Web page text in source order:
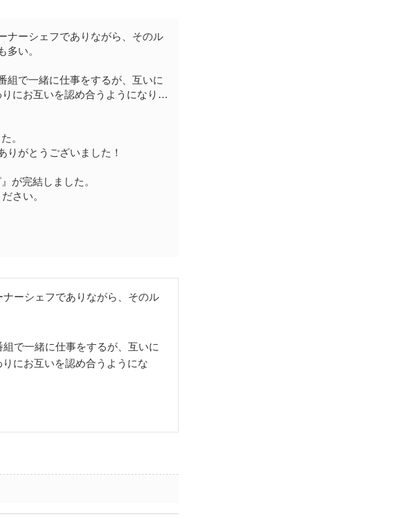
ナーシェフでありながら、そのル
多い。
組で一緒に仕事をするが、互いに
にお互いを認め合うようになり…
。
りがとうございました！
が完結しました。
さい。
ーシェフでありながら、そのル
で一緒に仕事をするが、互いに
にお互いを認め合うようにな